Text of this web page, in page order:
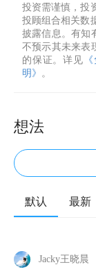
投资需谨慎，投
投顾组合相关数
披露信息。有知
不预示其未来表
的保证。详见
明》
。
想法
默认 最新
Jacky王晓晨